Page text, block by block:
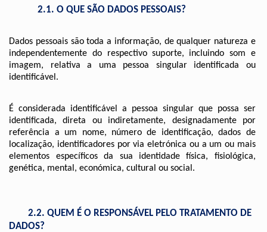
2.1. O QUE SÃO DADOS PESSOAIS?
Dados pessoais são toda a informação, de qualquer natureza e
independentemente do respectivo suporte, incluindo som e
imagem, relativa a uma pessoa singular identificada ou
identificável.
É considerada identificável a pessoa singular que possa ser
identificada, direta ou indiretamente, designadamente por
referência a um nome, número de identificação, dados de
localização, identificadores por via eletrónica ou a um ou mais
elementos específicos da sua identidade física, fisiológica,
genética, mental, económica, cultural ou social.
2.2. QUEM É O RESPONSÁVEL PELO TRATAMENTO DE
DADOS?